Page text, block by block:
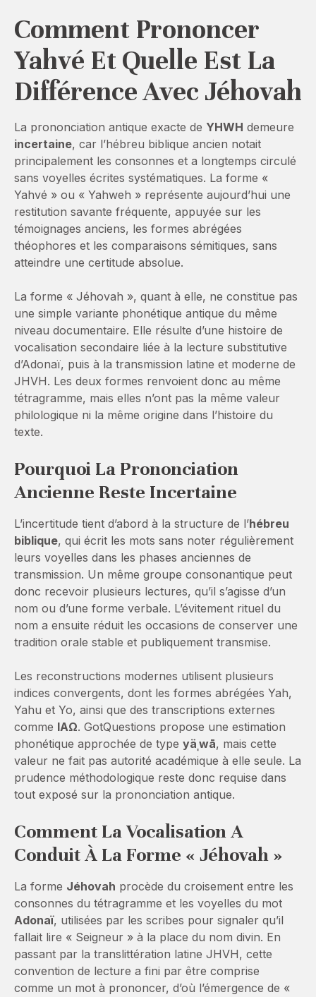
Comment Prononcer
Yahvé Et Quelle Est La
Différence Avec Jéhovah
La prononciation antique exacte de YHWH demeure
incertaine, car l’hébreu biblique ancien notait
principalement les consonnes et a longtemps circulé
sans voyelles écrites systématiques. La forme «
Yahvé » ou « Yahweh » représente aujourd’hui une
restitution savante fréquente, appuyée sur les
témoignages anciens, les formes abrégées
théophores et les comparaisons sémitiques, sans
atteindre une certitude absolue.
La forme « Jéhovah », quant à elle, ne constitue pas
une simple variante phonétique antique du même
niveau documentaire. Elle résulte d’une histoire de
vocalisation secondaire liée à la lecture substitutive
d’Adonaï, puis à la transmission latine et moderne de
JHVH. Les deux formes renvoient donc au même
tétragramme, mais elles n’ont pas la même valeur
philologique ni la même origine dans l’histoire du
texte.
Pourquoi La Prononciation
Ancienne Reste Incertaine
L’incertitude tient d’abord à la structure de l’hébreu
biblique, qui écrit les mots sans noter régulièrement
leurs voyelles dans les phases anciennes de
transmission. Un même groupe consonantique peut
donc recevoir plusieurs lectures, qu’il s’agisse d’un
nom ou d’une forme verbale. L’évitement rituel du
nom a ensuite réduit les occasions de conserver une
tradition orale stable et publiquement transmise.
Les reconstructions modernes utilisent plusieurs
indices convergents, dont les formes abrégées Yah,
Yahu et Yo, ainsi que des transcriptions externes
comme ΙΑΩ. GotQuestions propose une estimation
phonétique approchée de type yäˌwā, mais cette
valeur ne fait pas autorité académique à elle seule. La
prudence méthodologique reste donc requise dans
tout exposé sur la prononciation antique.
Comment La Vocalisation A
Conduit À La Forme « Jéhovah »
La forme Jéhovah procède du croisement entre les
consonnes du tétragramme et les voyelles du mot
Adonaï, utilisées par les scribes pour signaler qu’il
fallait lire « Seigneur » à la place du nom divin. En
passant par la translittération latine JHVH, cette
convention de lecture a fini par être comprise
comme un mot à prononcer, d’où l’émergence de «